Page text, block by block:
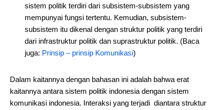
sistem politik terdiri dari subsistem-subsistem yang
mempunyai fungsi tertentu. Kemudian, subsistem-
subsistem itu dikenal dengan struktur politik yang terdiri
dari infrastruktur politik dan suprastruktur politik. (Baca
juga: Prinsip – prinsip Komunikasi)
Dalam kaitannya dengan bahasan ini adalah bahwa erat
kaitannya antara sistem politik indonesia dengan sistem
komunikasi indonesia. Interaksi yang terjadi diantara struktur